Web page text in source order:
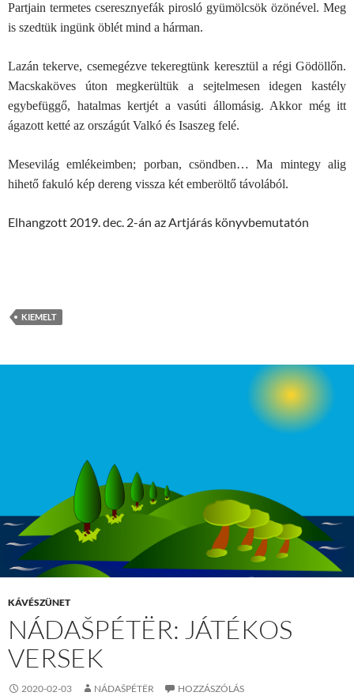
Partjain termetes cseresznyefák pirosló gyümölcsök özönével. Meg
is szedtük ingünk öblét mind a hárman.
Lazán tekerve, csemegézve tekeregtünk keresztül a régi Gödöllőn.
Macskaköves úton megkerültük a sejtelmesen idegen kastély
egybefüggő, hatalmas kertjét a vasúti állomásig. Akkor még itt
ágazott ketté az országút Valkó és Isaszeg felé.
Mesevilág emlékeimben; porban, csöndben… Ma mintegy alig
hihető fakuló kép dereng vissza két emberöltő távolából.
Elhangzott 2019. dec. 2-án az Artjárás könyvbemutatón
KIEMELT
KÁVÉSZÜNET
NÁDAŠPÉTËR: JÁTÉKOS
VERSEK
2020-02-03 NÁDAŠPÉTËR HOZZÁSZÓLÁS